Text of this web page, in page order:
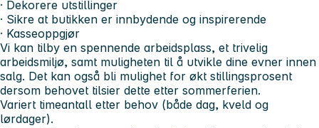
· Dekorere utstillinger
· Sikre at butikken er innbydende og inspirerende
· Kasseoppgjør
Vi kan tilby en spennende arbeidsplass, et trivelig
arbeidsmiljø, samt muligheten til å utvikle dine evner innen
salg. Det kan også bli mulighet for økt stillingsprosent
dersom behovet tilsier dette etter sommerferien.
Variert timeantall etter behov (både dag, kveld og
lørdager).